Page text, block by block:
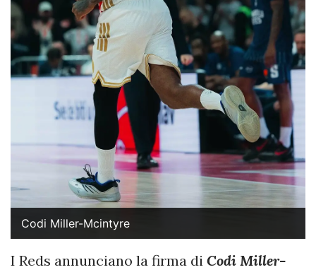
Codi Miller-Mcintyre
I Reds annunciano la firma di Codi Miller-